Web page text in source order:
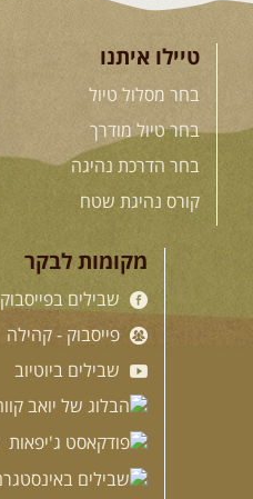
טיילו איתנו
בחר מסלול טיול
בחר טיול מודרך
בחר הדרכת נהיגה
קורס נהיגת שטח
מקומות לבקר
שבילים בפייסבוק
פייסבוק - קהילה
שבילים ביוטיוב